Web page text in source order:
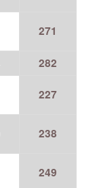
271
282
227
238
249